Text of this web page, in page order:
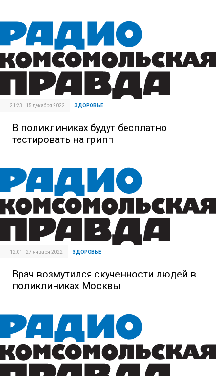
21:23 | 15 декабря 2022 ЗДОРОВЬЕ
В поликлиниках будут бесплатно
тестировать на грипп
12:01 | 27 января 2022 ЗДОРОВЬЕ
Врач возмутился скученности людей в
поликлиниках Москвы